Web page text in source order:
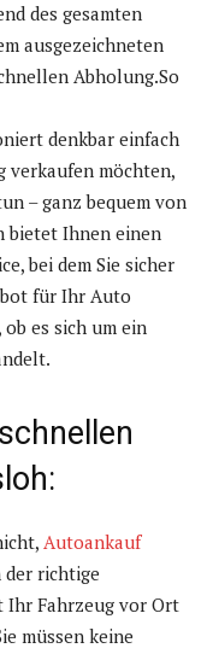
des gesamten
ausgezeichneten
Abholung.So
denkbar einfach
verkaufen möchten,
– ganz bequem von
bietet Ihnen einen
bei dem Sie sicher
für Ihr Auto
es sich um ein
Autoankauf
richtige
Ihr Fahrzeug vor Ort
müssen keine